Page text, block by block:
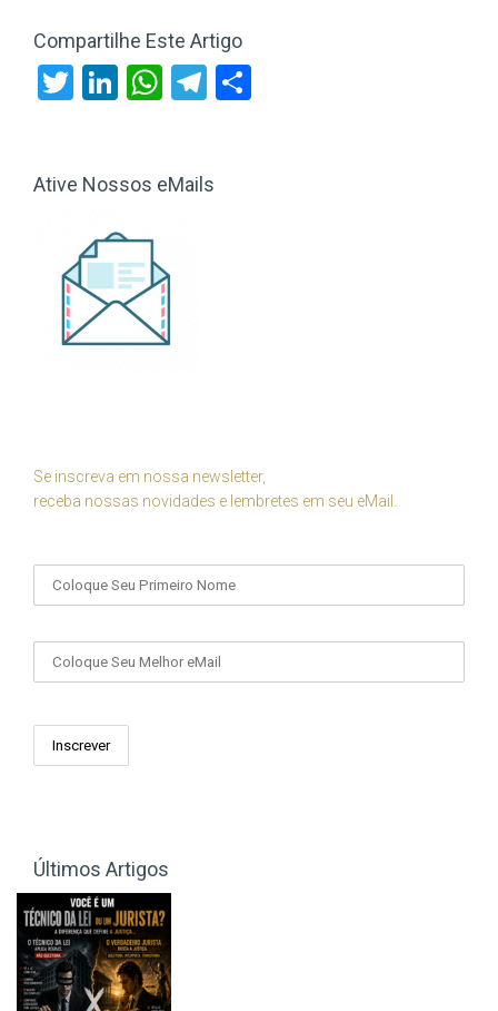
Compartilhe Este Artigo
Twitter
LinkedIn
WhatsApp
Telegram
Ative Nossos eMails
Se inscreva em nossa newsletter,
receba nossas novidades e lembretes em seu eMail.
Últimos Artigos